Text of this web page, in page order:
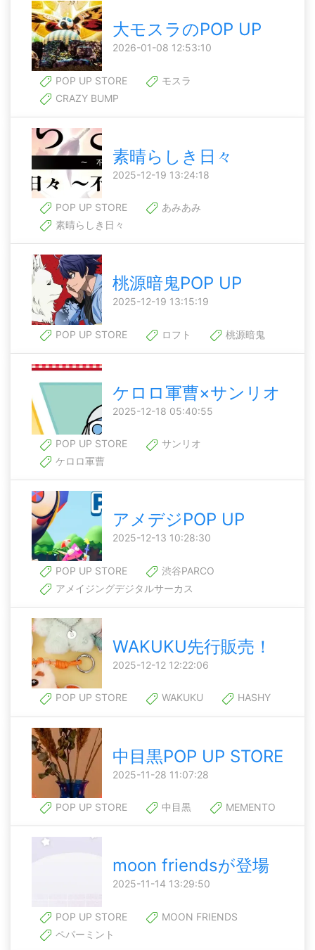
大モスラのPOP UP
2026-01-08 12:53:10
POP UP STORE
モスラ
CRAZY BUMP
素晴らしき日々
2025-12-19 13:24:18
POP UP STORE
あみあみ
素晴らしき日々
桃源暗鬼POP UP
2025-12-19 13:15:19
POP UP STORE ロフト 桃源暗鬼
ケロロ軍曹×サンリオ
2025-12-18 05:40:55
POP UP STORE
サンリオ
ケロロ軍曹
アメデジPOP UP
2025-12-13 10:28:30
POP UP STORE
渋谷PARCO
アメイジングデジタルサーカス
WAKUKU先行販売！
2025-12-12 12:22:06
POP UP STORE WAKUKU HASHY
中目黒POP UP STORE
2025-11-28 11:07:28
POP UP STORE 中目黒 MEMENTO
moon friendsが登場
2025-11-14 13:29:50
POP UP STORE
MOON FRIENDS
ペパーミント